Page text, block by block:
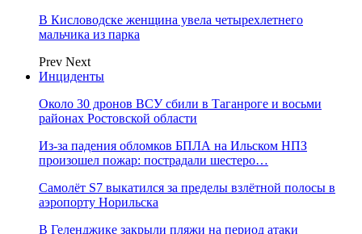
В Кисловодске женщина увела четырехлетнего
мальчика из парка
Prev Next
Инциденты
Около 30 дронов ВСУ сбили в Таганроге и восьми
районах Ростовской области
Из-за падения обломков БПЛА на Ильском НПЗ
произошел пожар: пострадали шестеро…
Самолёт S7 выкатился за пределы взлётной полосы в
аэропорту Норильска
В Геленджике закрыли пляжи на период атаки